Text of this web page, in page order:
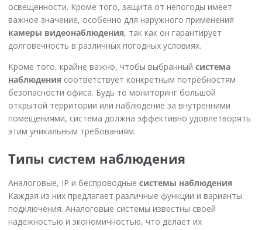
освещенности. Кроме того, защита от непогоды имеет
важное значение, особенно для наружного применения
камеры видеонаблюдения, так как он гарантирует
долговечность в различных погодных условиях.
Кроме того, крайне важно, чтобы выбранный система
наблюдения соответствует конкретным потребностям
безопасности офиса. Будь то мониторинг большой
открытой территории или наблюдение за внутренними
помещениями, система должна эффективно удовлетворять
этим уникальным требованиям.
Типы систем наблюдения
Аналоговые, IP и беспроводные системы наблюдения
Каждая из них предлагает различные функции и варианты
подключения. Аналоговые системы известны своей
надежностью и экономичностью, что делает их